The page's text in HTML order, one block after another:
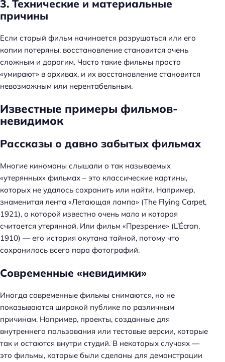
3. Технические и материальные
причины
Если старый фильм начинается разрушаться или его
копии потеряны, восстановление становится очень
сложным и дорогим. Часто такие фильмы просто
«умирают» в архивах, и их восстановление становится
невозможным или нерентабельным.
Известные примеры фильмов-
невидимок
Рассказы о давно забытых фильмах
Многие киноманы слышали о так называемых
«утерянных» фильмах – это классические картины,
которых не удалось сохранить или найти. Например,
знаменитая лента «Летающая лампа» (The Flying Carpet,
1921), о которой известно очень мало и которая
считается утерянной. Или фильм «Презрение» (L’Écran,
1910) — его история окутана тайной, потому что
сохранилось всего пара фотографий.
Современные «невидимки»
Иногда современные фильмы снимаются, но не
показываются широкой публике по различным
причинам. Например, проекты, созданные для
внутреннего пользования или тестовые версии, которые
так и остаются внутри студий. В некоторых случаях —
это фильмы, которые были сделаны для демонстрации